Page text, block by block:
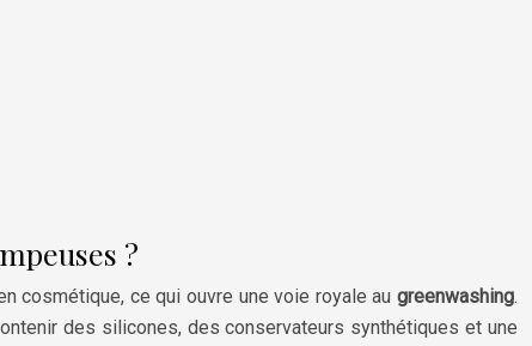
?
cosmétique, ce qui ouvre une voie royale au greenwashing.
des silicones, des conservateurs synthétiques et une